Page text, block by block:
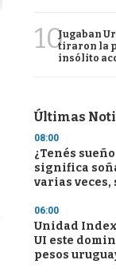
10Jugaban
tiraron la
insólito
Últimas
08:00
¿Tenés
significa
varias
06:00
Unidad
UI este
pesos